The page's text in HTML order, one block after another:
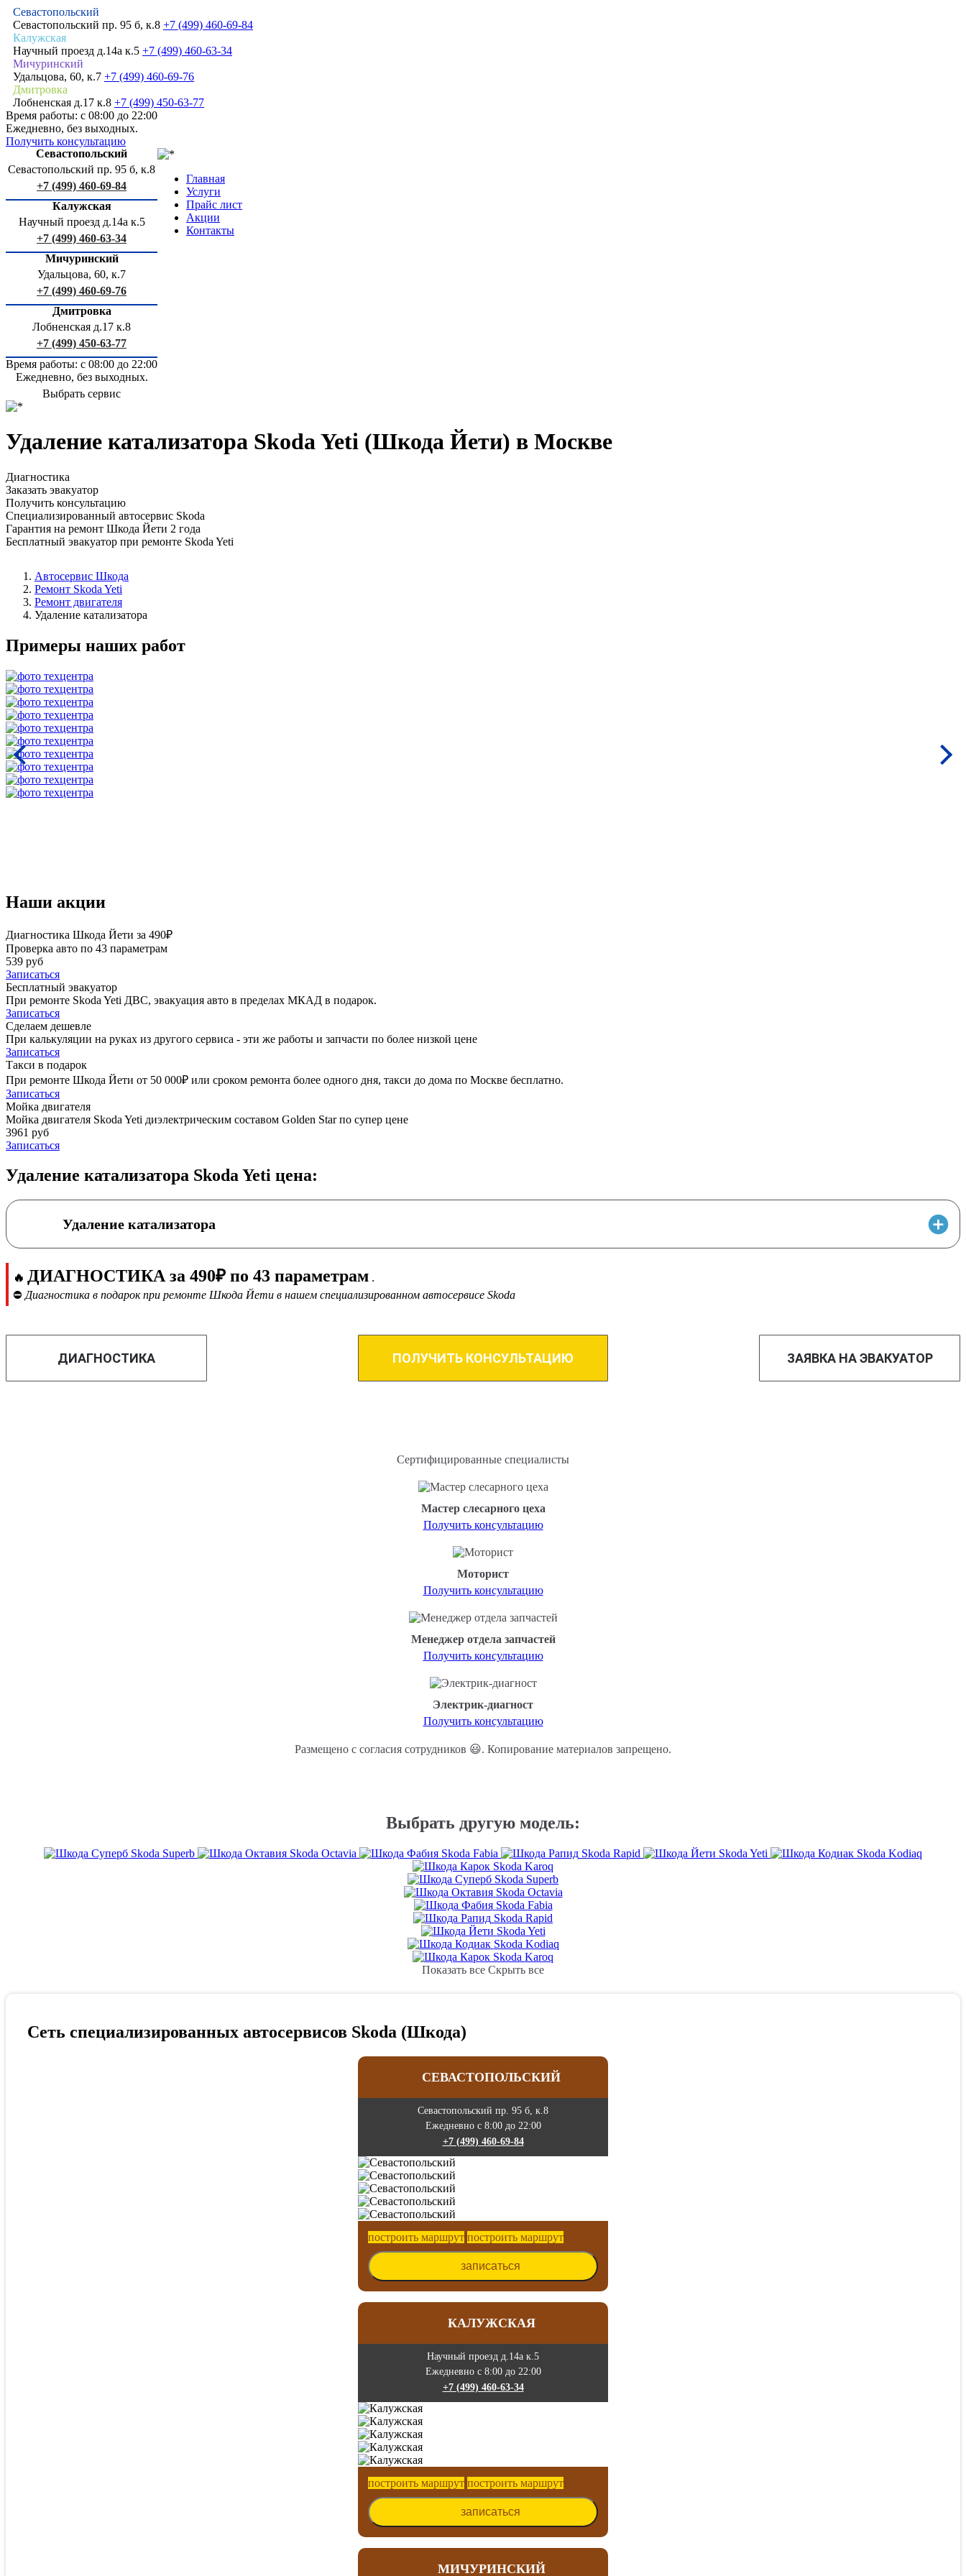
Севастопольский
Севастопольский пр. 95 б, к.8 +7 (499) 460-69-84
Калужская
Научный проезд д.14а к.5 +7 (499) 460-63-34
Мичуринский
Удальцова, 60, к.7 +7 (499) 460-69-76
Дмитровка
Лобненская д.17 к.8 +7 (499) 450-63-77
Время работы: с 08:00 до 22:00
Ежедневно, без выходных.
Получить консультацию
Севастопольский
Севастопольский пр. 95 б, к.8
+7 (499) 460-69-84
Калужская
Научный проезд д.14а к.5
+7 (499) 460-63-34
Мичуринский
Удальцова, 60, к.7
+7 (499) 460-69-76
Дмитровка
Лобненская д.17 к.8
+7 (499) 450-63-77
Время работы: с 08:00 до 22:00
Ежедневно, без выходных.
Выбрать сервис
Главная
Услуги
Прайс лист
Акции
Контакты
Удаление катализатора Skoda Yeti (Шкода Йети) в Москве
Диагностика
Заказать эвакуатор
Получить консультацию
Специализированный автосервис Skoda
Гарантия на ремонт Шкода Йети 2 года
Бесплатный эвакуатор при ремонте Skoda Yeti
Автосервис Шкода
Ремонт Skoda Yeti
Ремонт двигателя
Удаление катализатора
Примеры наших работ
Наши акции
Диагностика Шкода Йети за 490₽
Проверка авто по 43 параметрам
539 руб
Записаться
Бесплатный эвакуатор
При ремонте Skoda Yeti ДВС, эвакуация авто в пределах МКАД в подарок.
Записаться
Сделаем дешевле
При калькуляции на руках из другого сервиса - эти же работы и запчасти по более низкой цене
Записаться
Такси в подарок
При ремонте Шкода Йети от 50 000₽ или сроком ремонта более одного дня, такси до дома по Москве бесплатно.
Записаться
Мойка двигателя
Мойка двигателя Skoda Yeti диэлектрическим составом Golden Star по супер цене
3961 руб
Записаться
Удаление катализатора Skoda Yeti цена:
Удаление катализатора
🔥 ДИАГНОСТИКА за 490₽ по 43 параметрам .
⛔ Диагностика в подарок при ремонте Шкода Йети в нашем специализированном автосервисе Skoda
ДИАГНОСТИКА ПОЛУЧИТЬ КОНСУЛЬТАЦИЮ ЗАЯВКА НА ЭВАКУАТОР
Сертифицированные специалисты
Мастер слесарного цеха
Получить консультацию
Моторист
Получить консультацию
Менеджер отдела запчастей
Получить консультацию
Электрик-диагност
Получить консультацию
Выбрать другую модель:
Skoda Superb Skoda Octavia Skoda Fabia Skoda Rapid Skoda Yeti
Skoda Kodiaq
Skoda Karoq
Skoda Superb
Skoda Octavia
Skoda Fabia
Skoda Rapid
Skoda Yeti
Skoda Kodiaq
Skoda Karoq
Показать все Скрыть все
Сеть специализированных автосервисов Skoda (Шкода)
СЕВАСТОПОЛЬСКИЙ
Севастопольский пр. 95 б, к.8
Ежедневно с 8:00 до 22:00
+7 (499) 460-69-84
построить маршрут построить маршрут
записаться
КАЛУЖСКАЯ
Научный проезд д.14а к.5
Ежедневно с 8:00 до 22:00
+7 (499) 460-63-34
построить маршрут построить маршрут
записаться
МИЧУРИНСКИЙ